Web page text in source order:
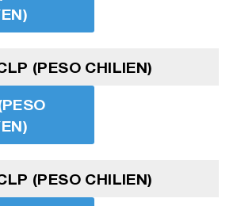
(PESO CHILIEN)
(PESO CHILIEN)